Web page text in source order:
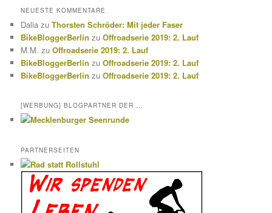
NEUESTE KOMMENTARE
Dalia zuThorsten Schröder: Mit jeder Faser
BikeBloggerBerlin zuOffroadserie 2019: 2. Lauf
M.M. zuOffroadserie 2019: 2. Lauf
BikeBloggerBerlin zuOffroadserie 2019: 2. Lauf
BikeBloggerBerlin zuOffroadserie 2019: 2. Lauf
[WERBUNG] BLOGPARTNER DER ...
PARTNERSEITEN